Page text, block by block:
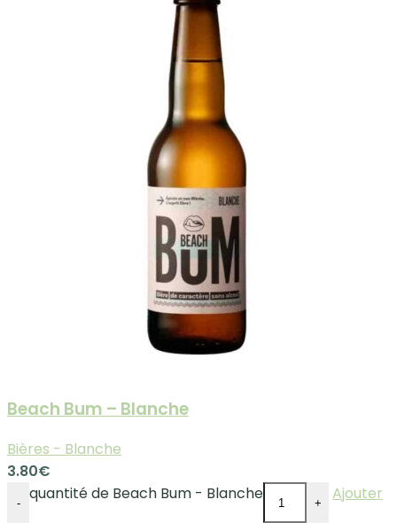
Beach Bum – Blanche
Bières - Blanche
3.80€
- quantité de Beach Bum - Blanche +
Ajouter